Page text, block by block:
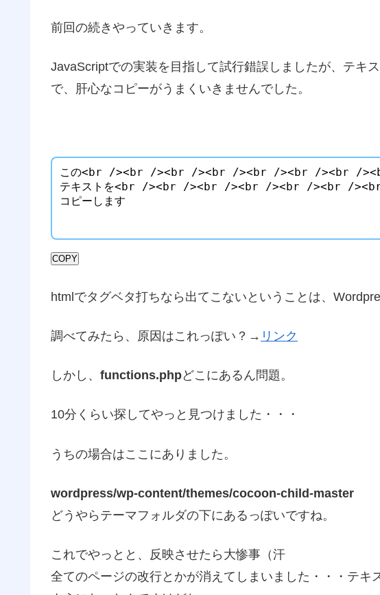
前回の続きやっていきます。
JavaScriptでの実装を目指して試行錯誤しましたが、テキ
で、肝心なコピーがうまくいきませんでした。
COPY
htmlでタグベタ打ちなら出てこないということは、
調べてみたら、原因はこれっぽい？→ リンク
しかし、 functions.phpどこにあるん問題。
10分くらい探してやっと見つけました・・・
うちの場合はここにありました。
wordpress/wp-content/themes/cocoon-child-master
どうやらテーマフォルダの下にあるっぽいですね。
これでやっとと、反映させたら大惨事（汗
全てのページの改行とかが消えてしまいました・・・テキ